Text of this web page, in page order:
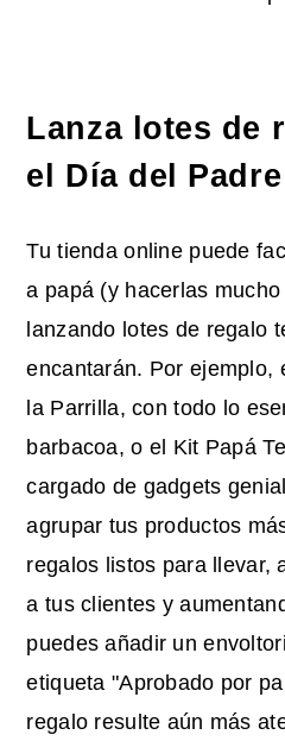
Lanza lotes de
el Día del Padre
Tu tienda online puede
a papá (y hacerlas
lanzando lotes de regalo
encantarán. Por ejemplo,
la Parrilla, con todo lo
barbacoa, o el Kit Papá
cargado de gadgets
agrupar tus productos
regalos listos para llevar,
a tus clientes y
puedes añadir un
etiqueta "Aprobado por
regalo resulte aún más